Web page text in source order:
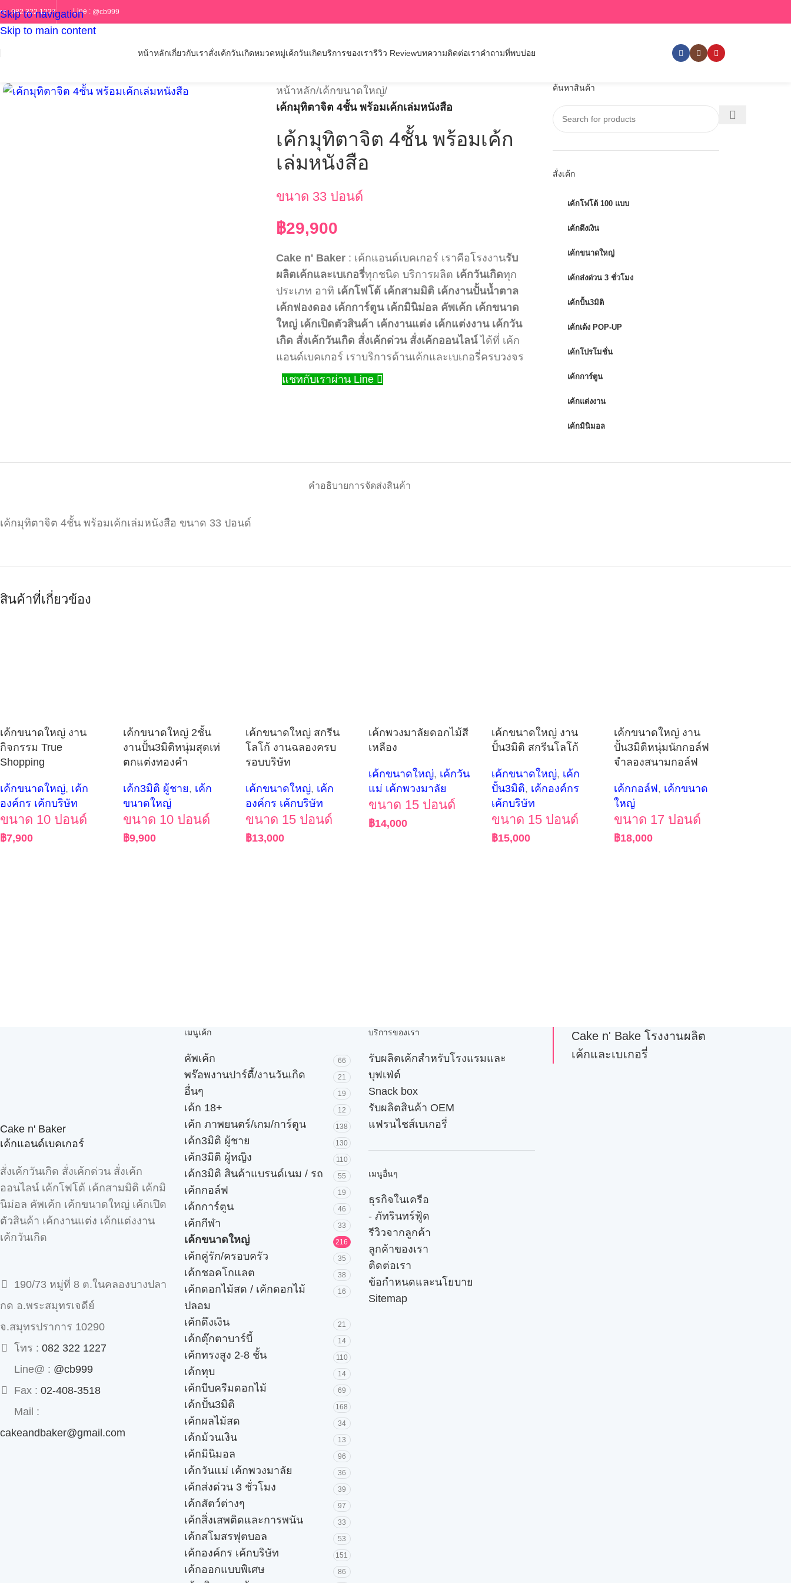
Skip to navigation
Skip to main content
ร : 082 322 1227 Line : @cb999
หน้าหลักเกี่ยวกับเราสั่งเค้กวันเกิดหมวดหมู่เค้กวันเกิดบริการของเรารีวิว Reviewบทความติดต่อเราคำถามที่พบบ่อย
หน้าหลัก/เค้กขนาดใหญ่/
เค้กมุทิตาจิต 4ชั้น พร้อมเค้กเล่มหนังสือ
เค้กมุทิตาจิต 4ชั้น พร้อมเค้ก
เล่มหนังสือ
ขนาด 33 ปอนด์
฿29,900
Cake n' Baker : เค้กแอนด์เบคเกอร์ เราคือโรงงานรับ
ผลิตเค้กและเบเกอรี่ทุกชนิด บริการผลิต เค้กวันเกิดทุก
ประเภท อาทิ เค้กโฟโต้ เค้กสามมิติ เค้กงานปั้นน้ำตาล
เค้กฟองดอง เค้กการ์ตูน เค้กมินิม่อล คัพเค้ก เค้กขนาด
ใหญ่ เค้กเปิดตัวสินค้า เค้กงานแต่ง เค้กแต่งงาน เค้กวัน
เกิด สั่งเค้กวันเกิด สั่งเค้กด่วน สั่งเค้กออนไลน์ได้ที่ เค้ก
แอนด์เบคเกอร์ เราบริการด้านเค้กและเบเกอรี่ครบวงจร
แชทกับเราผ่าน Line
ค้นหาสินค้า
สั่งเค้ก
เค้กโฟโต้ 100 แบบ
เค้กดึงเงิน
เค้กขนาดใหญ่
เค้กส่งด่วน 3 ชั่วโมง
เค้กปั้น3มิติ
เค้กเด้ง POP-UP
เค้กโปรโมชั่น
เค้กการ์ตูน
เค้กแต่งงาน
เค้กมินิมอล
คำอธิบายการจัดส่งสินค้า
เค้กมุทิตาจิต 4ชั้น พร้อมเค้กเล่มหนังสือ ขนาด 33 ปอนด์
สินค้าที่เกี่ยวข้อง
เค้กขนาดใหญ่ งาน
กิจกรรม True
Shopping
เค้กขนาดใหญ่, เค้ก
องค์กร เค้กบริษัท
ขนาด 10 ปอนด์
฿7,900
เค้กขนาดใหญ่ 2ชั้น
งานปั้น3มิติหนุ่มสุดเท่
ตกแต่งทองคำ
เค้ก3มิติ ผู้ชาย, เค้ก
ขนาดใหญ่
ขนาด 10 ปอนด์
฿9,900
เค้กขนาดใหญ่ สกรีน
โลโก้ งานฉลองครบ
รอบบริษัท
เค้กขนาดใหญ่, เค้ก
องค์กร เค้กบริษัท
ขนาด 15 ปอนด์
฿13,000
เค้กพวงมาลัยดอกไม้สี
เหลือง
เค้กขนาดใหญ่, เค้กวัน
แม่ เค้กพวงมาลัย
ขนาด 15 ปอนด์
฿14,000
เค้กขนาดใหญ่ งาน
ปั้น3มิติ สกรีนโลโก้
เค้กขนาดใหญ่, เค้ก
ปั้น3มิติ, เค้กองค์กร
เค้กบริษัท
ขนาด 15 ปอนด์
฿15,000
เค้กขนาดใหญ่ งาน
ปั้น3มิติหนุ่มนักกอล์ฟ
จำลองสนามกอล์ฟ
เค้กกอล์ฟ, เค้กขนาด
ใหญ่
ขนาด 17 ปอนด์
฿18,000
Cake n' Baker
เค้กแอนด์เบคเกอร์
สั่งเค้กวันเกิด สั่งเค้กด่วน สั่งเค้ก
ออนไลน์ เค้กโฟโต้ เค้กสามมิติ เค้กมิ
นิม่อล คัพเค้ก เค้กขนาดใหญ่ เค้กเปิด
ตัวสินค้า เค้กงานแต่ง เค้กแต่งงาน
เค้กวันเกิด
190/73 หมู่ที่ 8 ต.ในคลองบางปลา
กด อ.พระสมุทรเจดีย์
จ.สมุทรปราการ 10290
โทร : 082 322 1227
Line@ : @cb999
Fax : 02-408-3518
Mail :
cakeandbaker@gmail.com
เมนูเค้ก
คัพเค้ก 66
พร๊อพงานปาร์ตี้/งานวันเกิด 21
อื่นๆ 19
เค้ก 18+ 12
เค้ก ภาพยนตร์/เกม/การ์ตูน 138
เค้ก3มิติ ผู้ชาย 130
เค้ก3มิติ ผู้หญิง 110
เค้ก3มิติ สินค้าแบรนด์เนม / รถ 55
เค้กกอล์ฟ 19
เค้กการ์ตูน 46
เค้กกีฬา 33
เค้กขนาดใหญ่ 216
เค้กคู่รัก/ครอบครัว 35
เค้กชอคโกแลต 38
เค้กดอกไม้สด / เค้กดอกไม้
ปลอม
16
เค้กดึงเงิน 21
เค้กตุ๊กตาบาร์บี้ 14
เค้กทรงสูง 2-8 ชั้น 110
เค้กทุบ 14
เค้กบีบครีมดอกไม้ 69
เค้กปั้น3มิติ 168
เค้กผลไม้สด 34
เค้กม้วนเงิน 13
เค้กมินิมอล 96
เค้กวันแม่ เค้กพวงมาลัย 36
เค้กส่งด่วน 3 ชั่วโมง 39
เค้กสัตว์ต่างๆ 97
เค้กสิ่งเสพติดและการพนัน 33
เค้กสโมสรฟุตบอล 53
เค้กองค์กร เค้กบริษัท 151
เค้กออกแบบพิเศษ 86
บริการของเรา
รับผลิตเค้กสำหรับโรงแรมและ
บุฟเฟ่ต์
Snack box
รับผลิตสินค้า OEM
แฟรนไชส์เบเกอรี่
เมนูอื่นๆ
ธุรกิจในเครือ
- ภัทรินทร์ฟู้ด
รีวิวจากลูกค้า
ลูกค้าของเรา
ติดต่อเรา
ข้อกำหนดและนโยบาย
Sitemap
Cake n' Bake โรงงานผลิต
เค้กและเบเกอรี่